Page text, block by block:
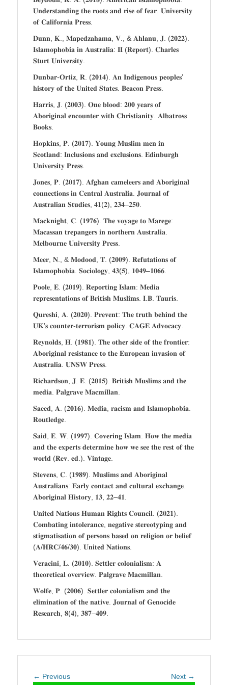
𝐔𝐧𝐝𝐞𝐫𝐬𝐭𝐚𝐧𝐝𝐢𝐧𝐠 𝐭𝐡𝐞 𝐫𝐨𝐨𝐭𝐬 𝐚𝐧𝐝 𝐫𝐢𝐬𝐞 𝐨𝐟 𝐟𝐞𝐚𝐫. 𝐔𝐧𝐢𝐯𝐞𝐫𝐬𝐢𝐭𝐲
𝐨𝐟 𝐂𝐚𝐥𝐢𝐟𝐨𝐫𝐧𝐢𝐚 𝐏𝐫𝐞𝐬𝐬.
𝐃𝐮𝐧𝐧, 𝐊., 𝐌𝐚𝐩𝐞𝐝𝐳𝐚𝐡𝐚𝐦𝐚, 𝐕., & 𝐀𝐡𝐥𝐚𝐧𝐮, 𝐉. (𝟐𝟎𝟐𝟐).
𝐈𝐬𝐥𝐚𝐦𝐨𝐩𝐡𝐨𝐛𝐢𝐚 𝐢𝐧 𝐀𝐮𝐬𝐭𝐫𝐚𝐥𝐢𝐚: 𝐈𝐈 (𝐑𝐞𝐩𝐨𝐫𝐭). 𝐂𝐡𝐚𝐫𝐥𝐞𝐬
𝐒𝐭𝐮𝐫𝐭 𝐔𝐧𝐢𝐯𝐞𝐫𝐬𝐢𝐭𝐲.
𝐃𝐮𝐧𝐛𝐚𝐫-𝐎𝐫𝐭𝐢𝐳, 𝐑. (𝟐𝟎𝟏𝟒). 𝐀𝐧 𝐈𝐧𝐝𝐢𝐠𝐞𝐧𝐨𝐮𝐬 𝐩𝐞𝐨𝐩𝐥𝐞𝐬’
𝐡𝐢𝐬𝐭𝐨𝐫𝐲 𝐨𝐟 𝐭𝐡𝐞 𝐔𝐧𝐢𝐭𝐞𝐝 𝐒𝐭𝐚𝐭𝐞𝐬. 𝐁𝐞𝐚𝐜𝐨𝐧 𝐏𝐫𝐞𝐬𝐬.
𝐇𝐚𝐫𝐫𝐢𝐬, 𝐉. (𝟐𝟎𝟎𝟑). 𝐎𝐧𝐞 𝐛𝐥𝐨𝐨𝐝: 𝟐𝟎𝟎 𝐲𝐞𝐚𝐫𝐬 𝐨𝐟
𝐀𝐛𝐨𝐫𝐢𝐠𝐢𝐧𝐚𝐥 𝐞𝐧𝐜𝐨𝐮𝐧𝐭𝐞𝐫 𝐰𝐢𝐭𝐡 𝐂𝐡𝐫𝐢𝐬𝐭𝐢𝐚𝐧𝐢𝐭𝐲. 𝐀𝐥𝐛𝐚𝐭𝐫𝐨𝐬𝐬
𝐁𝐨𝐨𝐤𝐬.
𝐇𝐨𝐩𝐤𝐢𝐧𝐬, 𝐏. (𝟐𝟎𝟏𝟕). 𝐘𝐨𝐮𝐧𝐠 𝐌𝐮𝐬𝐥𝐢𝐦 𝐦𝐞𝐧 𝐢𝐧
𝐒𝐜𝐨𝐭𝐥𝐚𝐧𝐝: 𝐈𝐧𝐜𝐥𝐮𝐬𝐢𝐨𝐧𝐬 𝐚𝐧𝐝 𝐞𝐱𝐜𝐥𝐮𝐬𝐢𝐨𝐧𝐬. 𝐄𝐝𝐢𝐧𝐛𝐮𝐫𝐠𝐡
𝐔𝐧𝐢𝐯𝐞𝐫𝐬𝐢𝐭𝐲 𝐏𝐫𝐞𝐬𝐬.
𝐉𝐨𝐧𝐞𝐬, 𝐏. (𝟐𝟎𝟏𝟕). 𝐀𝐟𝐠𝐡𝐚𝐧 𝐜𝐚𝐦𝐞𝐥𝐞𝐞𝐫𝐬 𝐚𝐧𝐝 𝐀𝐛𝐨𝐫𝐢𝐠𝐢𝐧𝐚𝐥
𝐜𝐨𝐧𝐧𝐞𝐜𝐭𝐢𝐨𝐧𝐬 𝐢𝐧 𝐂𝐞𝐧𝐭𝐫𝐚𝐥 𝐀𝐮𝐬𝐭𝐫𝐚𝐥𝐢𝐚. 𝐉𝐨𝐮𝐫𝐧𝐚𝐥 𝐨𝐟
𝐀𝐮𝐬𝐭𝐫𝐚𝐥𝐢𝐚𝐧 𝐒𝐭𝐮𝐝𝐢𝐞𝐬, 𝟒𝟏(𝟐), 𝟐𝟑𝟒–𝟐𝟓𝟎.
𝐌𝐚𝐜𝐤𝐧𝐢𝐠𝐡𝐭, 𝐂. (𝟏𝟗𝟕𝟔). 𝐓𝐡𝐞 𝐯𝐨𝐲𝐚𝐠𝐞 𝐭𝐨 𝐌𝐚𝐫𝐞𝐠𝐞:
𝐌𝐚𝐜𝐚𝐬𝐬𝐚𝐧 𝐭𝐫𝐞𝐩𝐚𝐧𝐠𝐞𝐫𝐬 𝐢𝐧 𝐧𝐨𝐫𝐭𝐡𝐞𝐫𝐧 𝐀𝐮𝐬𝐭𝐫𝐚𝐥𝐢𝐚.
𝐌𝐞𝐥𝐛𝐨𝐮𝐫𝐧𝐞 𝐔𝐧𝐢𝐯𝐞𝐫𝐬𝐢𝐭𝐲 𝐏𝐫𝐞𝐬𝐬.
𝐌𝐞𝐞𝐫, 𝐍., & 𝐌𝐨𝐝𝐨𝐨𝐝, 𝐓. (𝟐𝟎𝟎𝟗). 𝐑𝐞𝐟𝐮𝐭𝐚𝐭𝐢𝐨𝐧𝐬 𝐨𝐟
𝐈𝐬𝐥𝐚𝐦𝐨𝐩𝐡𝐨𝐛𝐢𝐚. 𝐒𝐨𝐜𝐢𝐨𝐥𝐨𝐠𝐲, 𝟒𝟑(𝟓), 𝟏𝟎𝟒𝟗–𝟏𝟎𝟔𝟔.
𝐏𝐨𝐨𝐥𝐞, 𝐄. (𝟐𝟎𝟏𝟗). 𝐑𝐞𝐩𝐨𝐫𝐭𝐢𝐧𝐠 𝐈𝐬𝐥𝐚𝐦: 𝐌𝐞𝐝𝐢𝐚
𝐫𝐞𝐩𝐫𝐞𝐬𝐞𝐧𝐭𝐚𝐭𝐢𝐨𝐧𝐬 𝐨𝐟 𝐁𝐫𝐢𝐭𝐢𝐬𝐡 𝐌𝐮𝐬𝐥𝐢𝐦𝐬. 𝐈.𝐁. 𝐓𝐚𝐮𝐫𝐢𝐬.
𝐐𝐮𝐫𝐞𝐬𝐡𝐢, 𝐀. (𝟐𝟎𝟐𝟎). 𝐏𝐫𝐞𝐯𝐞𝐧𝐭: 𝐓𝐡𝐞 𝐭𝐫𝐮𝐭𝐡 𝐛𝐞𝐡𝐢𝐧𝐝 𝐭𝐡𝐞
𝐔𝐊’𝐬 𝐜𝐨𝐮𝐧𝐭𝐞𝐫-𝐭𝐞𝐫𝐫𝐨𝐫𝐢𝐬𝐦 𝐩𝐨𝐥𝐢𝐜𝐲. 𝐂𝐀𝐆𝐄 𝐀𝐝𝐯𝐨𝐜𝐚𝐜𝐲.
𝐑𝐞𝐲𝐧𝐨𝐥𝐝𝐬, 𝐇. (𝟏𝟗𝟖𝟏). 𝐓𝐡𝐞 𝐨𝐭𝐡𝐞𝐫 𝐬𝐢𝐝𝐞 𝐨𝐟 𝐭𝐡𝐞 𝐟𝐫𝐨𝐧𝐭𝐢𝐞𝐫:
𝐀𝐛𝐨𝐫𝐢𝐠𝐢𝐧𝐚𝐥 𝐫𝐞𝐬𝐢𝐬𝐭𝐚𝐧𝐜𝐞 𝐭𝐨 𝐭𝐡𝐞 𝐄𝐮𝐫𝐨𝐩𝐞𝐚𝐧 𝐢𝐧𝐯𝐚𝐬𝐢𝐨𝐧 𝐨𝐟
𝐀𝐮𝐬𝐭𝐫𝐚𝐥𝐢𝐚. 𝐔𝐍𝐒𝐖 𝐏𝐫𝐞𝐬𝐬.
𝐑𝐢𝐜𝐡𝐚𝐫𝐝𝐬𝐨𝐧, 𝐉. 𝐄. (𝟐𝟎𝟏𝟓). 𝐁𝐫𝐢𝐭𝐢𝐬𝐡 𝐌𝐮𝐬𝐥𝐢𝐦𝐬 𝐚𝐧𝐝 𝐭𝐡𝐞
𝐦𝐞𝐝𝐢𝐚. 𝐏𝐚𝐥𝐠𝐫𝐚𝐯𝐞 𝐌𝐚𝐜𝐦𝐢𝐥𝐥𝐚𝐧.
𝐒𝐚𝐞𝐞𝐝, 𝐀. (𝟐𝟎𝟏𝟔). 𝐌𝐞𝐝𝐢𝐚, 𝐫𝐚𝐜𝐢𝐬𝐦 𝐚𝐧𝐝 𝐈𝐬𝐥𝐚𝐦𝐨𝐩𝐡𝐨𝐛𝐢𝐚.
𝐑𝐨𝐮𝐭𝐥𝐞𝐝𝐠𝐞.
𝐒𝐚𝐢𝐝, 𝐄. 𝐖. (𝟏𝟗𝟗𝟕). 𝐂𝐨𝐯𝐞𝐫𝐢𝐧𝐠 𝐈𝐬𝐥𝐚𝐦: 𝐇𝐨𝐰 𝐭𝐡𝐞 𝐦𝐞𝐝𝐢𝐚
𝐚𝐧𝐝 𝐭𝐡𝐞 𝐞𝐱𝐩𝐞𝐫𝐭𝐬 𝐝𝐞𝐭𝐞𝐫𝐦𝐢𝐧𝐞 𝐡𝐨𝐰 𝐰𝐞 𝐬𝐞𝐞 𝐭𝐡𝐞 𝐫𝐞𝐬𝐭 𝐨𝐟 𝐭𝐡𝐞
𝐰𝐨𝐫𝐥𝐝 (𝐑𝐞𝐯. 𝐞𝐝.). 𝐕𝐢𝐧𝐭𝐚𝐠𝐞.
𝐒𝐭𝐞𝐯𝐞𝐧𝐬, 𝐂. (𝟏𝟗𝟖𝟗). 𝐌𝐮𝐬𝐥𝐢𝐦𝐬 𝐚𝐧𝐝 𝐀𝐛𝐨𝐫𝐢𝐠𝐢𝐧𝐚𝐥
𝐀𝐮𝐬𝐭𝐫𝐚𝐥𝐢𝐚𝐧𝐬: 𝐄𝐚𝐫𝐥𝐲 𝐜𝐨𝐧𝐭𝐚𝐜𝐭 𝐚𝐧𝐝 𝐜𝐮𝐥𝐭𝐮𝐫𝐚𝐥 𝐞𝐱𝐜𝐡𝐚𝐧𝐠𝐞.
𝐀𝐛𝐨𝐫𝐢𝐠𝐢𝐧𝐚𝐥 𝐇𝐢𝐬𝐭𝐨𝐫𝐲, 𝟏𝟑, 𝟐𝟐–𝟒𝟏.
𝐔𝐧𝐢𝐭𝐞𝐝 𝐍𝐚𝐭𝐢𝐨𝐧𝐬 𝐇𝐮𝐦𝐚𝐧 𝐑𝐢𝐠𝐡𝐭𝐬 𝐂𝐨𝐮𝐧𝐜𝐢𝐥. (𝟐𝟎𝟐𝟏).
𝐂𝐨𝐦𝐛𝐚𝐭𝐢𝐧𝐠 𝐢𝐧𝐭𝐨𝐥𝐞𝐫𝐚𝐧𝐜𝐞, 𝐧𝐞𝐠𝐚𝐭𝐢𝐯𝐞 𝐬𝐭𝐞𝐫𝐞𝐨𝐭𝐲𝐩𝐢𝐧𝐠 𝐚𝐧𝐝
𝐬𝐭𝐢𝐠𝐦𝐚𝐭𝐢𝐬𝐚𝐭𝐢𝐨𝐧 𝐨𝐟 𝐩𝐞𝐫𝐬𝐨𝐧𝐬 𝐛𝐚𝐬𝐞𝐝 𝐨𝐧 𝐫𝐞𝐥𝐢𝐠𝐢𝐨𝐧 𝐨𝐫 𝐛𝐞𝐥𝐢𝐞𝐟
(𝐀/𝐇𝐑𝐂/𝟒𝟔/𝟑𝟎). 𝐔𝐧𝐢𝐭𝐞𝐝 𝐍𝐚𝐭𝐢𝐨𝐧𝐬.
𝐕𝐞𝐫𝐚𝐜𝐢𝐧𝐢, 𝐋. (𝟐𝟎𝟏𝟎). 𝐒𝐞𝐭𝐭𝐥𝐞𝐫 𝐜𝐨𝐥𝐨𝐧𝐢𝐚𝐥𝐢𝐬𝐦: 𝐀
𝐭𝐡𝐞𝐨𝐫𝐞𝐭𝐢𝐜𝐚𝐥 𝐨𝐯𝐞𝐫𝐯𝐢𝐞𝐰. 𝐏𝐚𝐥𝐠𝐫𝐚𝐯𝐞 𝐌𝐚𝐜𝐦𝐢𝐥𝐥𝐚𝐧.
𝐖𝐨𝐥𝐟𝐞, 𝐏. (𝟐𝟎𝟎𝟔). 𝐒𝐞𝐭𝐭𝐥𝐞𝐫 𝐜𝐨𝐥𝐨𝐧𝐢𝐚𝐥𝐢𝐬𝐦 𝐚𝐧𝐝 𝐭𝐡𝐞
𝐞𝐥𝐢𝐦𝐢𝐧𝐚𝐭𝐢𝐨𝐧 𝐨𝐟 𝐭𝐡𝐞 𝐧𝐚𝐭𝐢𝐯𝐞. 𝐉𝐨𝐮𝐫𝐧𝐚𝐥 𝐨𝐟 𝐆𝐞𝐧𝐨𝐜𝐢𝐝𝐞
𝐑𝐞𝐬𝐞𝐚𝐫𝐜𝐡, 𝟖(𝟒), 𝟑𝟖𝟕–𝟒𝟎𝟗.
Post
← PreviousPrevious
Next →